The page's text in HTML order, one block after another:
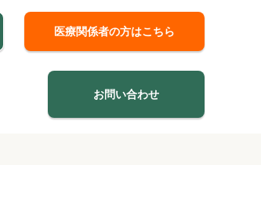
医療関係者の方はこちら
お問い合わせ